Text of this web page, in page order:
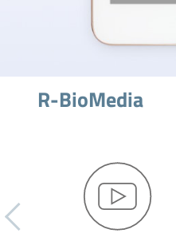
R-BioMedia